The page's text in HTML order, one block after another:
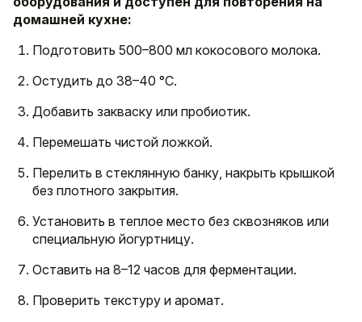
домашней кухне:
Подготовить 500–800 мл кокосового молока.
Остудить до 38–40 °C.
Добавить закваску или пробиотик.
Перемешать чистой ложкой.
Перелить в стеклянную банку, накрыть крышкой
без плотного закрытия.
Установить в теплое место без сквозняков или
специальную йогуртницу.
Оставить на 8–12 часов для ферментации.
Проверить текстуру и аромат.